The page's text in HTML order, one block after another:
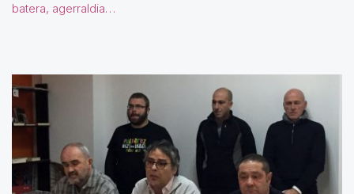
batera, agerraldia…